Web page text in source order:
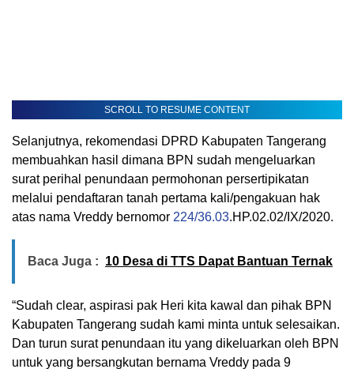
SCROLL TO RESUME CONTENT
Selanjutnya, rekomendasi DPRD Kabupaten Tangerang
membuahkan hasil dimana BPN sudah mengeluarkan
surat perihal penundaan permohonan persertipikatan
melalui pendaftaran tanah pertama kali/pengakuan hak
atas nama Vreddy bernomor 224/36.03.HP.02.02/IX/2020.
Baca Juga : 10 Desa di TTS Dapat Bantuan Ternak
“Sudah clear, aspirasi pak Heri kita kawal dan pihak BPN
Kabupaten Tangerang sudah kami minta untuk selesaikan.
Dan turun surat penundaan itu yang dikeluarkan oleh BPN
untuk yang bersangkutan bernama Vreddy pada 9